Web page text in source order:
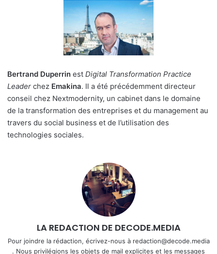
Bertrand Duperrin est Digital Transformation Practice
Leader chez Emakina. Il a été précédemment directeur
conseil chez Nextmodernity, un cabinet dans le domaine
de la transformation des entreprises et du management au
travers du social business et de l’utilisation des
technologies sociales.
LA REDACTION DE DECODE.MEDIA
Pour joindre la rédaction, écrivez-nous à redaction@decode.media
. Nous privilégions les objets de mail explicites et les messages